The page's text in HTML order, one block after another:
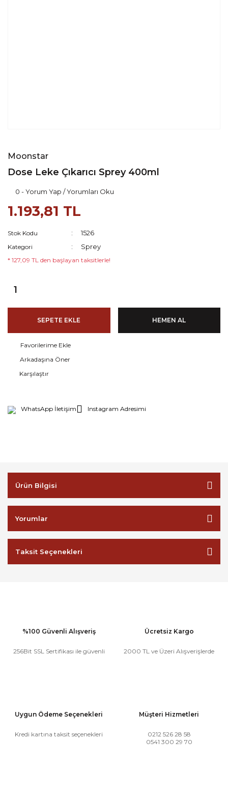
Moonstar
Dose Leke Çıkarıcı Sprey 400ml
0 - Yorum Yap / Yorumları Oku
1.193,81 TL
Stok Kodu 1526
Kategori Sprey
* 127,09 TL den başlayan taksitlerle!
SEPETE EKLE HEMEN AL
Arkadaşına Öner
Karşılaştır
WhatsApp İletişim Instagram Adresimi
Ürün Bilgisi
Yorumlar
Taksit Seçenekleri
%100 Güvenli Alışveriş
256Bit SSL Sertifikası ile güvenli
Ücretsiz Kargo
2000 TL ve Üzeri Alışverişlerde
Uygun Ödeme Seçenekleri
Kredi kartına taksit seçenekleri
Müşteri Hizmetleri
0212 526 28 58
0541 300 29 70